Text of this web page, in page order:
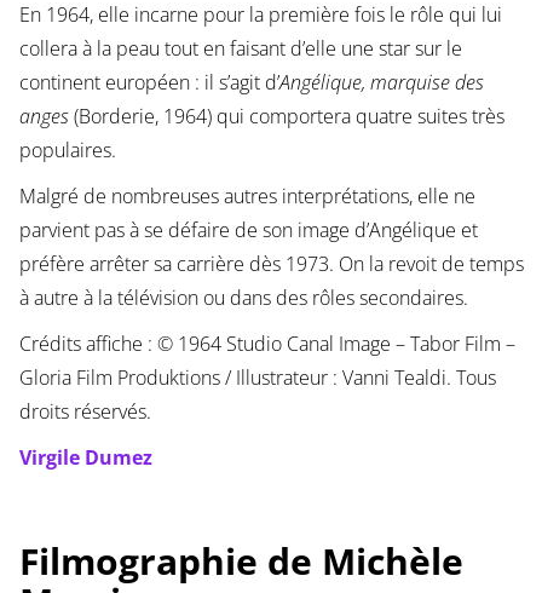
En 1964, elle incarne pour la première fois le rôle qui lui
collera à la peau tout en faisant d’elle une star sur le
continent européen : il s’agit d’Angélique, marquise des
anges(Borderie, 1964) qui comportera quatre suites très
populaires.
Malgré de nombreuses autres interprétations, elle ne
parvient pas à se défaire de son image d’Angélique et
préfère arrêter sa carrière dès 1973. On la revoit de temps
à autre à la télévision ou dans des rôles secondaires.
Crédits affiche : © 1964 Studio Canal Image – Tabor Film –
Gloria Film Produktions / Illustrateur : Vanni Tealdi. Tous
droits réservés.
Virgile Dumez
Filmographie de Michèle